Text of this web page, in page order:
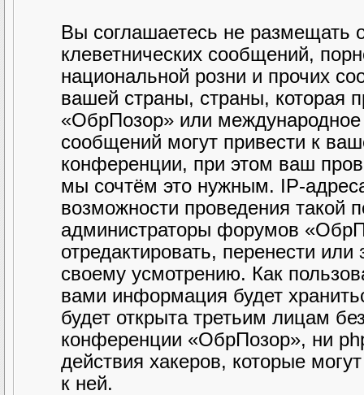
Вы соглашаетесь не размещать
клеветнических сообщений,
национальной розни и прочих
вашей страны, страны, которая
«ОбрПозор» или
сообщений могут привести к
конференции, при этом ваш
мы сочтём это нужным. IP-
возможности проведения такой
администраторы форумов
отредактировать, перенести
своему усмотрению. Как
вами информация будет
будет открыта третьим лицам
конференции «ОбрПозор», ни
действия хакеров, которые
к ней.